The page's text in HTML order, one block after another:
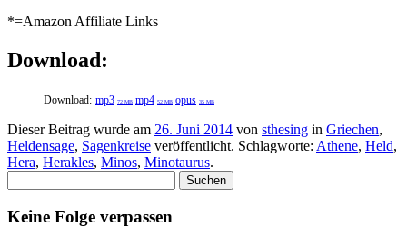
*=Amazon Affiliate Links
Download:
Download: mp3 72 MB mp4 52 MB opus 35 MB
Dieser Beitrag wurde am 26. Juni 2014 von sthesing in Griechen,
Heldensage, Sagenkreise veröffentlicht. Schlagworte: Athene, Held,
Hera, Herakles, Minos, Minotaurus.
nach:
Keine Folge verpassen